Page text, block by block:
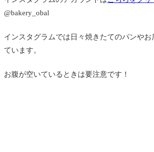
@bakery_obal
インスタグラムでは日々焼きたてのパンやお
ています。
お腹が空いているときは要注意です！